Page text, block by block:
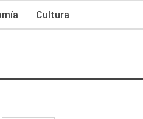
Cultura